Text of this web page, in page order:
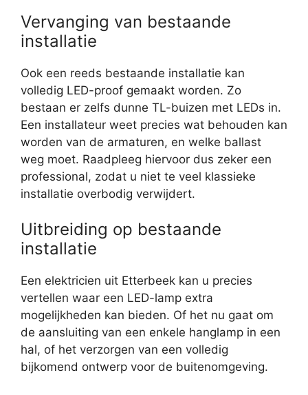
Vervanging van bestaande
installatie
Ook een reeds bestaande installatie kan
volledig LED-proof gemaakt worden. Zo
bestaan er zelfs dunne TL-buizen met LEDs in.
Een installateur weet precies wat behouden kan
worden van de armaturen, en welke ballast
weg moet. Raadpleeg hiervoor dus zeker een
professional, zodat u niet te veel klassieke
installatie overbodig verwijdert.
Uitbreiding op bestaande
installatie
Een elektricien uit Etterbeek kan u precies
vertellen waar een LED-lamp extra
mogelijkheden kan bieden. Of het nu gaat om
de aansluiting van een enkele hanglamp in een
hal, of het verzorgen van een volledig
bijkomend ontwerp voor de buitenomgeving.